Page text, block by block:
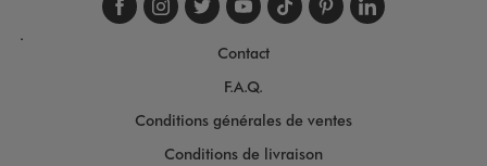
Suivez-nous sur
Suivez-nous sur
Suivez-nous sur
Suivez-nous
Suivez-nous
Suivez-
.
Contact
F.A.Q.
Conditions générales de ventes
Conditions de livraison